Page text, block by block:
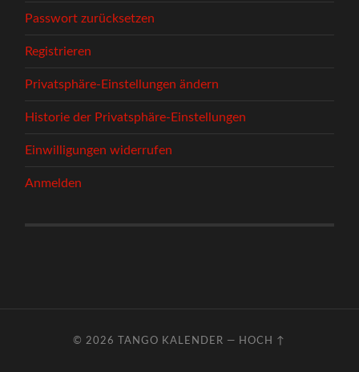
Passwort zurücksetzen
Registrieren
Privatsphäre-Einstellungen ändern
Historie der Privatsphäre-Einstellungen
Einwilligungen widerrufen
Anmelden
© 2026 TANGO KALENDER — HOCH ↑